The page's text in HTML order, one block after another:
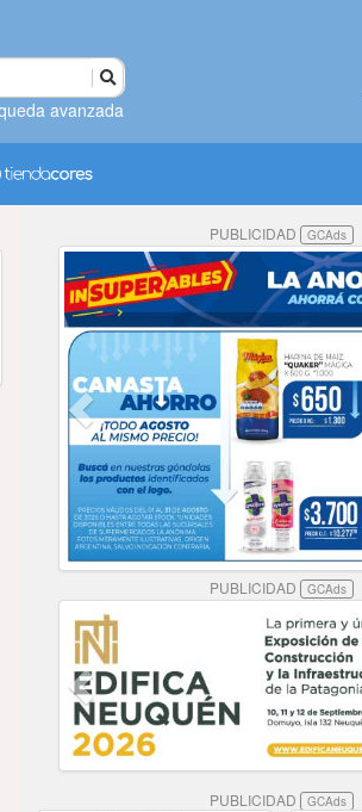
avanzada
PUBLICIDAD GCAds
PUBLICIDAD GCAds
PUBLICIDAD GCAds